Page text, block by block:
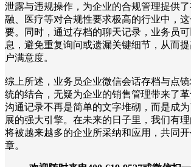
泄露与违规操作，为企业的合规管理提供
融、医疗等对合规性要求极高的行业中，
要。同时，通过存档的聊天记录，业务员
息，避免重复询问或遗漏关键细节，从而
户满意度。
综上所述，业务员企业微信会话存档与点
统的结合，无疑为企业的销售管理带来了
沟通记录不再是简单的文字堆砌，而是成
展的强大引擎。在未来的日子里，我们有
将被越来越多的企业所采纳和应用，共同
章。